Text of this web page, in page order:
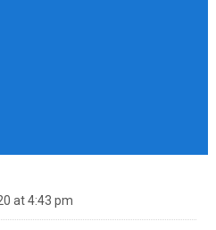
at 4:43 pm